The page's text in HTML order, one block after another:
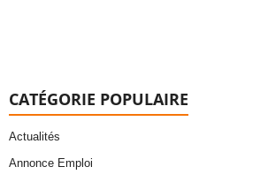
CATÉGORIE POPULAIRE
Actualités
Annonce Emploi